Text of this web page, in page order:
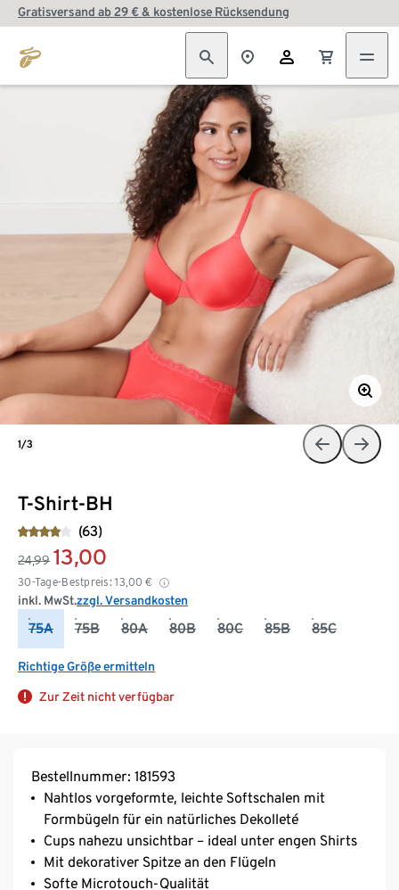
Gratisversand ab 29 € & kostenlose Rücksendung
T-Shirt-BH
(63)
24,99 13,00
30-Tage-Bestpreis: 13,00 €
inkl. MwSt.zzgl. Versandkosten
75A 75B 80A 80B 80C 85B 85C
Richtige Größe ermitteln
Zur Zeit nicht verfügbar
1/3
Bestellnummer: 181593
Nahtlos vorgeformte, leichte Softschalen mit
Formbügeln für ein natürliches Dekolleté
Cups nahezu unsichtbar – ideal unter engen Shirts
Mit dekorativer Spitze an den Flügeln
Softe Microtouch-Qualität